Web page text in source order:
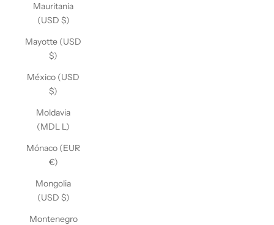
Mauritania
(USD $)
Mayotte (USD
$)
México (USD
$)
Moldavia
(MDL L)
Mónaco (EUR
€)
Mongolia
(USD $)
Montenegro